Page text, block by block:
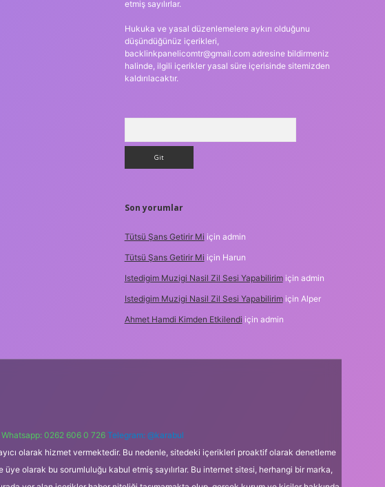
etmiş sayılırlar.
Hukuka ve yasal düzenlemelere aykırı olduğunu
düşündüğünüz içerikleri,
backlinkpanelicomtr@gmail.comadresine bildirmeniz
halinde, ilgili içerikler yasal süre içerisinde sitemizden
kaldırılacaktır.
Son yorumlar
Tütsü Şans Getirir Mi için admin
Tütsü Şans Getirir Mi için Harun
Istedigim Muzigi Nasil Zil Sesi Yapabilirimiçin admin
Istedigim Muzigi Nasil Zil Sesi Yapabilirimiçin Alper
Ahmet Hamdi Kimden Etkilendi için admin
Whatsapp: 0262 606 0 726 Telegram: @karabul
olarak hizmet vermektedir. Bu nedenle, sitedeki içerikleri proaktif olarak denetleme
olarak bu sorumluluğu kabul etmiş sayılırlar. Bu internet sitesi, herhangi bir marka,